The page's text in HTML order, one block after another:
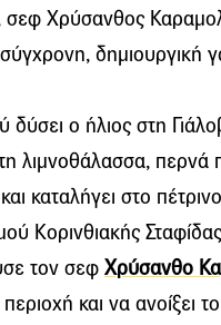
σεφ Χρύσανθος
δημιουργική
δύσει ο ήλιος στη
λιμνοθάλασσα, περνά
καταλήγει στο
Κορινθιακής
τον σεφ Χρύσανθο
περιοχή και να ανοίξει